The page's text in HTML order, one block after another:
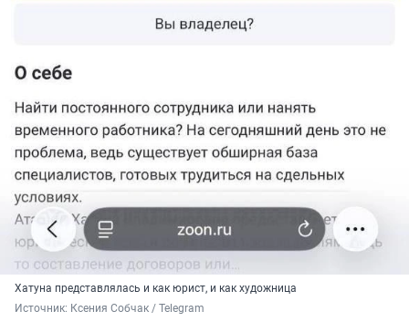
Хатуна представлялась и как юрист, и как художница
Источник: Ксения Собчак / Telegram